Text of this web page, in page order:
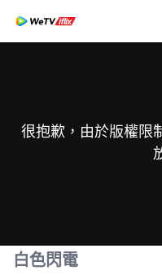
很抱歉，由於版權限
白色閃電